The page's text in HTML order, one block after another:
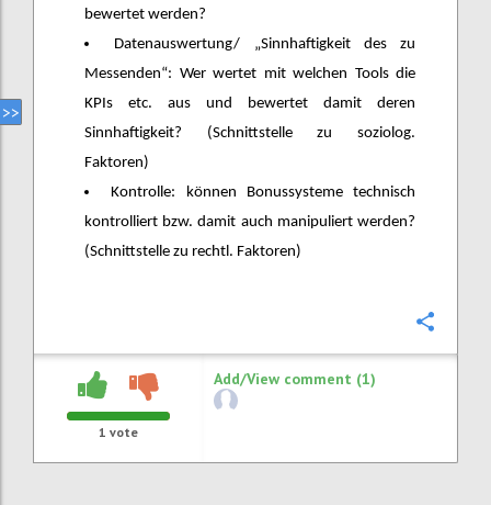
bewertet werden?
Datenauswertung/ „Sinnhaftigkeit des zu
Messenden“: Wer wertet mit welchen Tools die
KPIs etc. aus und bewertet damit deren
Sinnhaftigkeit? (Schnittstelle zu soziolog.
Faktoren)
Kontrolle: können Bonussysteme technisch
kontrolliert bzw. damit auch manipuliert werden?
(Schnittstelle zu rechtl. Faktoren)
1 vote
Add/View comment (1)